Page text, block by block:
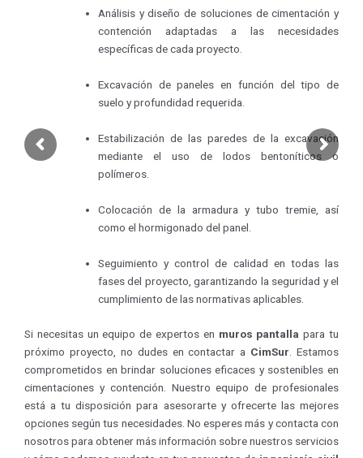
Análisis y diseño de soluciones de cimentación y
contención adaptadas a las necesidades
específicas de cada proyecto.
Excavación de paneles en función del tipo de
suelo y profundidad requerida.
Estabilización de las paredes de la excavación
mediante el uso de lodos bentoníticos o
polímeros.
Colocación de la armadura y tubo tremie, así
como el hormigonado del panel.
Seguimiento y control de calidad en todas las
fases del proyecto, garantizando la seguridad y el
cumplimiento de las normativas aplicables.
Si necesitas un equipo de expertos en muros pantalla para tu
próximo proyecto, no dudes en contactar a CimSur . Estamos
comprometidos en brindar soluciones eficaces y sostenibles en
cimentaciones y contención. Nuestro equipo de profesionales
está a tu disposición para asesorarte y ofrecerte las mejores
opciones según tus necesidades. No esperes más y contacta con
nosotros para obtener más información sobre nuestros servicios